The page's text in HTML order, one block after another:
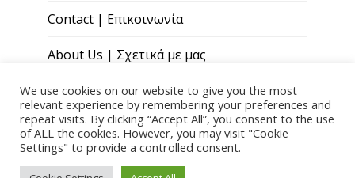
Contact | Επικοινωνία
About Us | Σχετικά με μας
Copyright © 2026 Paris Andreou Wellness
We use cookies on our website to give you the most
relevant experience by remembering your preferences and
repeat visits. By clicking “Accept All”, you consent to the use
of ALL the cookies. However, you may visit "Cookie
Settings" to provide a controlled consent.